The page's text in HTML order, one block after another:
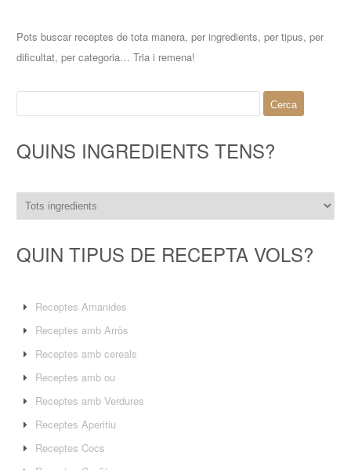
Pots buscar receptes de tota manera, per ingredients, per tipus, per
dificultat, per categoria… Tria i remena!
QUINS INGREDIENTS TENS?
QUIN TIPUS DE RECEPTA VOLS?
Receptes Amanides
Receptes amb Arròs
Receptes amb cereals
Receptes amb ou
Receptes amb Verdures
Receptes Aperitiu
Receptes Cocs